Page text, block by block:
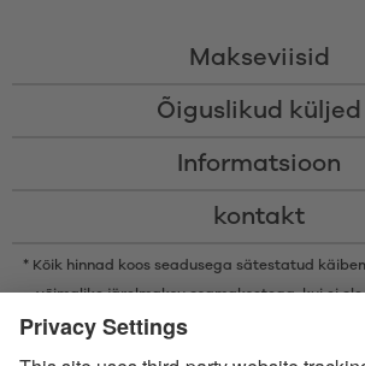
Makseviisid
Õiguslikud küljed
Informatsioon
kontakt
* Kõik hinnad koos seadusega sätestatud
võimalike järelmaksu osamaksetega, kui ei
* Bluetooth®-i sõnamärk ja logod on ettevõtte